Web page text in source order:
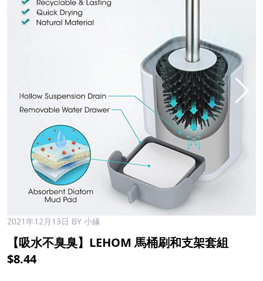
2021年12月13日 BY 小緣
【吸水不臭臭】LEHOM 馬桶刷和支架套組
$8.44